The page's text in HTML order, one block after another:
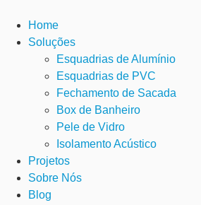
Home
Soluções
Esquadrias de Alumínio
Esquadrias de PVC
Fechamento de Sacada
Box de Banheiro
Pele de Vidro
Isolamento Acústico
Projetos
Sobre Nós
Blog